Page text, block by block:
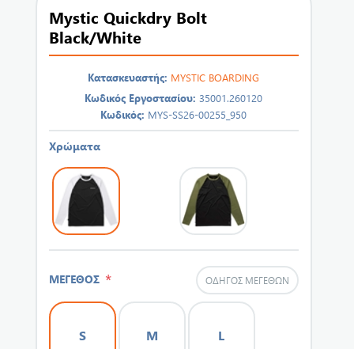
Mystic Quickdry Bolt
Black/White
Κατασκευαστής: MYSTIC BOARDING
Κωδικός Εργοστασίου: 35001.260120
Κωδικός: MYS-SS26-00255_950
Χρώματα
ΜΕΓΕΘΟΣ * ΟΔΗΓΌΣ ΜΕΓΕΘΏΝ
S M L